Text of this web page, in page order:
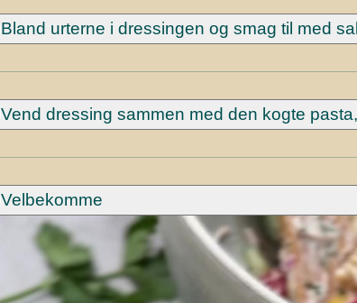
Bland urterne i dressingen og smag til med
Vend dressing sammen med den kogte
Velbekomme